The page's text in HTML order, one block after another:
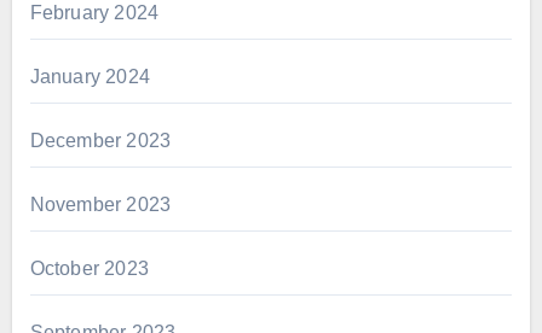
February 2024
January 2024
December 2023
November 2023
October 2023